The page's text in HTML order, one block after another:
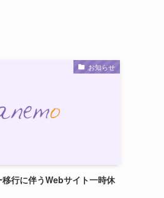
お知らせ
移行に伴うWebサイト一時休